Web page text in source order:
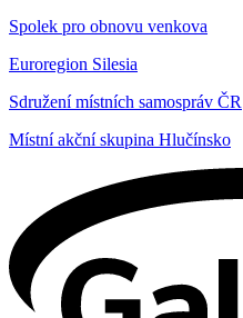
Spolek pro obnovu venkova
Euroregion Silesia
Sdružení místních samospráv ČR
Místní akční skupina Hlučínsko